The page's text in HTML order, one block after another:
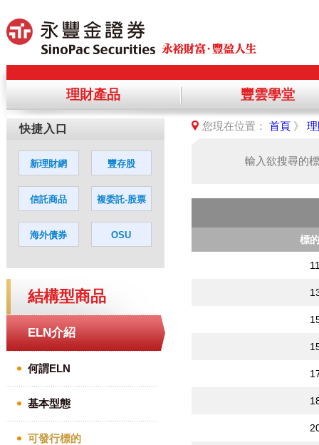
理財產品 豐雲學堂
結構型商品
ELN介紹
何謂ELN
基本型態
可發行標的
您現在位置： 首頁 》
輸入欲搜尋的
標
您若同意繼續進入該網站，請點選